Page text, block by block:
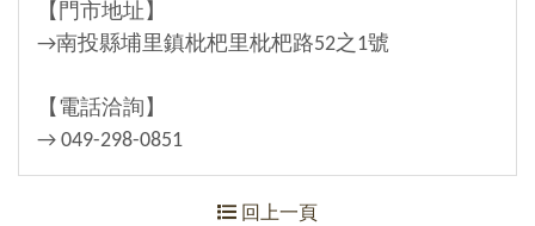
【門市地址】
→南投縣埔里鎮枇杷里枇杷路52之1號
【電話洽詢】
→ 049-298-0851
回上一頁